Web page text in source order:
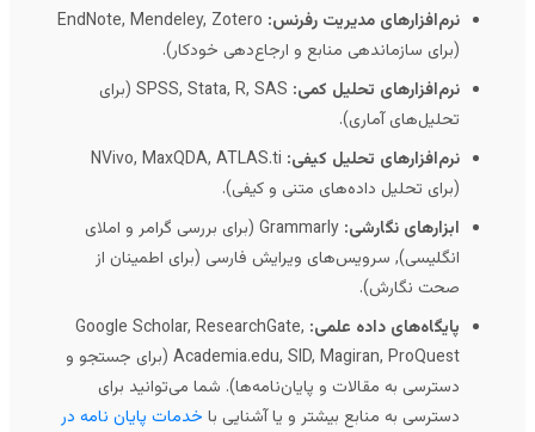
نرم‌افزارهای مدیریت رفرنس:EndNote, Mendeley, Zotero
(برای سازماندهی منابع و ارجاع‌دهی خودکار).
نرم‌افزارهای تحلیل کمی:
SPSS, Stata, R, SAS (برای
تحلیل‌های آماری).
نرم‌افزارهای تحلیل کیفی:NVivo, MaxQDA, ATLAS.ti
(برای تحلیل داده‌های متنی و کیفی).
ابزارهای نگارشی:
Grammarly (برای بررسی گرامر و املای
انگلیسی), سرویس‌های ویرایش فارسی (برای اطمینان از
صحت نگارش).
پایگاه‌های داده علمی:Google Scholar, ResearchGate,
Academia.edu, SID, Magiran, ProQuest (برای جستجو و
دسترسی به مقالات و پایان‌نامه‌ها). شما می‌توانید برای
دسترسی به منابع بیشتر و یا آشنایی باخدمات پایان نامه در